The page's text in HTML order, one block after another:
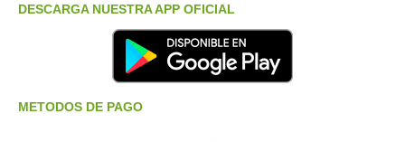
DESCARGA NUESTRA APP OFICIAL
METODOS DE PAGO